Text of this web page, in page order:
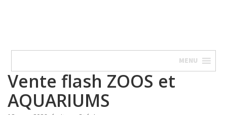
MENU
Vente flash ZOOS et
AQUARIUMS